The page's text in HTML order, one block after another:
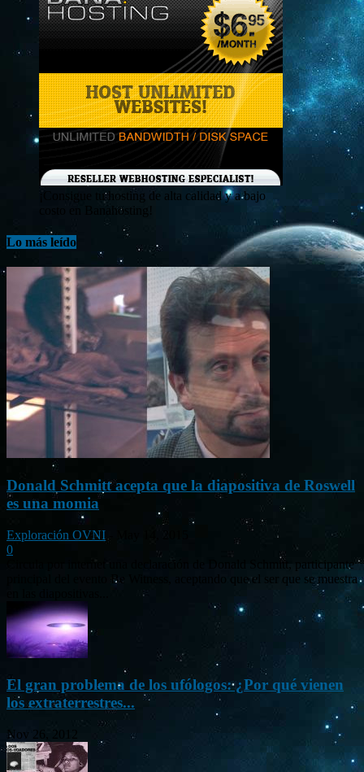
¡Consigue tu hosting de alta calidad y a bajo
costo en Banahosting!
Lo más leído
Donald Schmitt acepta que la diapositiva de Roswell
es una momia
Exploración OVNI
0
Circula por internet una declaración de Donald Schmitt, participante
principal del evento Be Witness, aceptando que el ser que se muestra
El gran problema de los ufólogos: ¿Por qué vienen
los extraterrestres...
Nov 26, 2012